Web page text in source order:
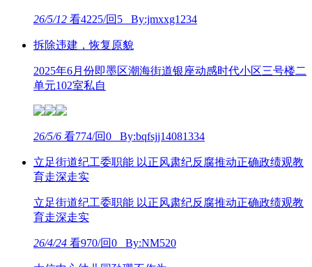
26/5/12 看4225/回5 By:jmxxg1234
拆除违建，恢复原貌
2025年6月份即墨区潮海街道银座动感时代小区三号楼二
单元102室私自
26/5/6 看774/回0 By:bqfsjj14081334
立足街道纪工委职能 以正风肃纪反腐推动正确政绩观教
育走深走实
立足街道纪工委职能 以正风肃纪反腐推动正确政绩观教
育走深走实
26/4/24 看970/回0 By:NM520